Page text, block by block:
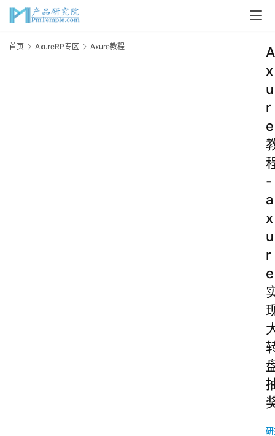
首页 AxureRP专区 Axure教程
A
x
u
r
e
-
a
x
u
r
e